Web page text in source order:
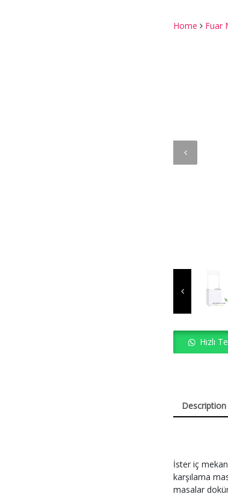
Home Fuar
Hızlı
Description
İster iç
karşılama
masalar